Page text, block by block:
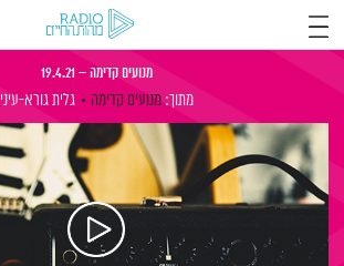
מנועים קדימה – 19.4.21
מתוך: מנועים קדימה גלית גורא-עיני